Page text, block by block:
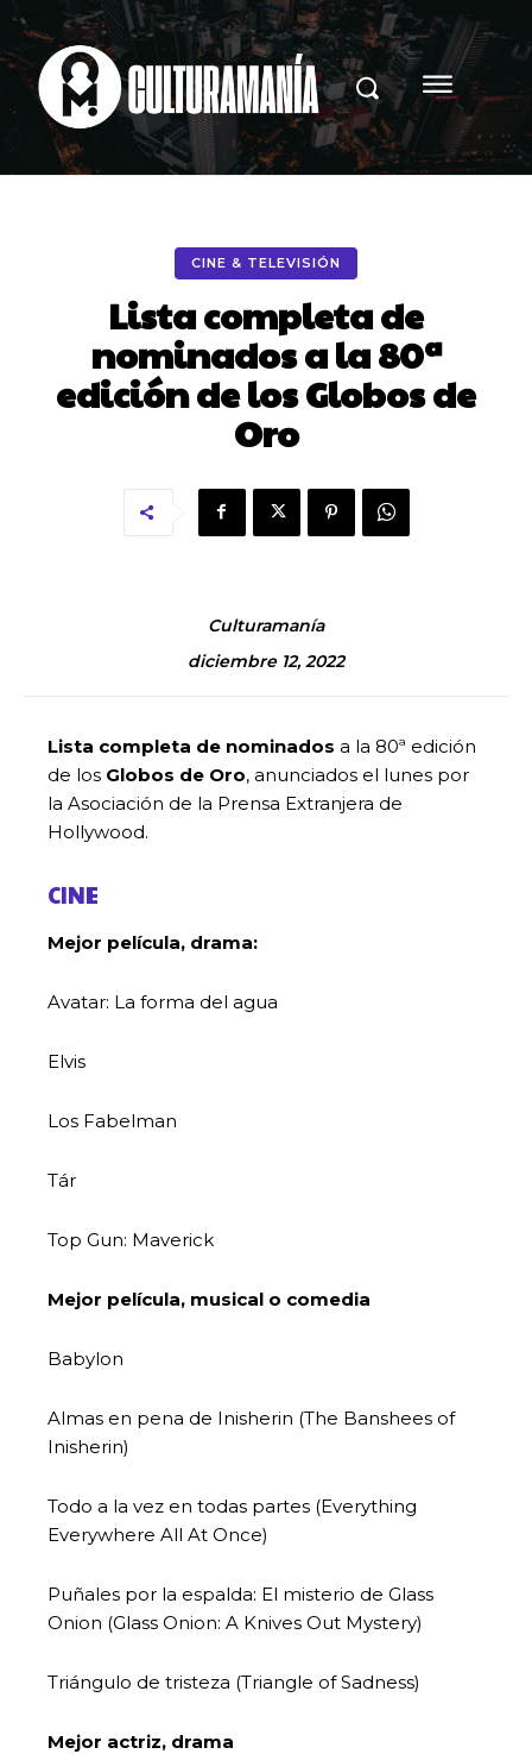
CINE & TELEVISIÓN
Lista completa de
nominados a la 80ª
edición de los Globos de
Oro
Culturamanía
diciembre 12, 2022
Lista completa de nominados a la 80ª edición
de los Globos de Oro, anunciados el lunes por
la Asociación de la Prensa Extranjera de
Hollywood.
CINE
Mejor película, drama:
Avatar: La forma del agua
Elvis
Los Fabelman
Tár
Top Gun: Maverick
Mejor película, musical o comedia
Babylon
Almas en pena de Inisherin (The Banshees of
Inisherin)
Todo a la vez en todas partes (Everything
Everywhere All At Once)
Puñales por la espalda: El misterio de Glass
Onion (Glass Onion: A Knives Out Mystery)
Triángulo de tristeza (Triangle of Sadness)
Mejor actriz, drama